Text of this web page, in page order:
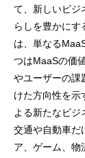
て、新しいビジ
らしを豊かに
は、単なる
つはMaaSの価
やユーザーの課
けた方向性を示
よる新たなビジ
交通や自動車だ
ア、ゲーム、物